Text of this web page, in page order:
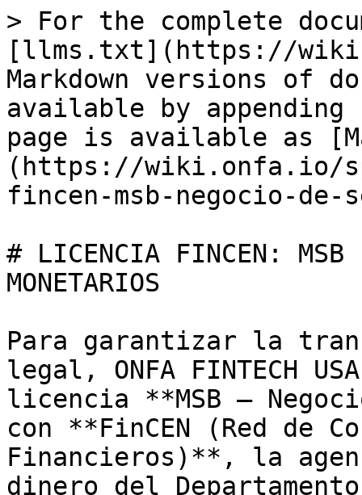
> For the complete
[llms.txt](https://
Markdown versions of
available by
page is available as
(https://wiki.onfa.io/
fincen-msb-negocio-
# LICENCIA FINCEN: MSB
MONETARIOS
Para garantizar la
legal, ONFA FINTECH
licencia **MSB –
con **FinCEN (Red de
Financieros)**, la
dinero del